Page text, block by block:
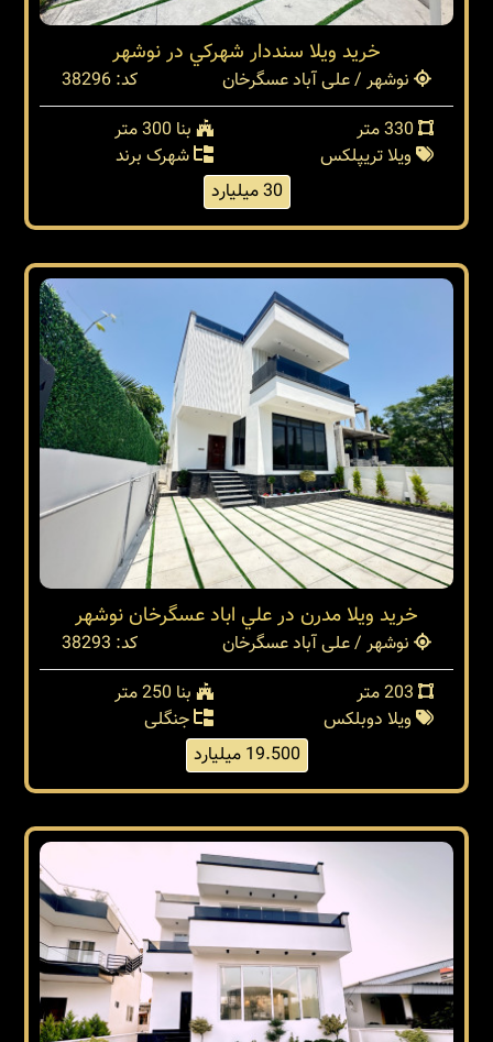
خريد ويلا سنددار شهركي در نوشهر
نوشهر / علی آباد عسگرخان
کد: 38296
بنا 300 متر
ویلا تریپلکس
شهرک برند
30 میلیارد
خريد ويلا مدرن در علي اباد عسگرخان نوشهر
نوشهر / علی آباد عسگرخان
کد: 38293
بنا 250 متر
ویلا دوبلکس
جنگلی
19.500 میلیارد